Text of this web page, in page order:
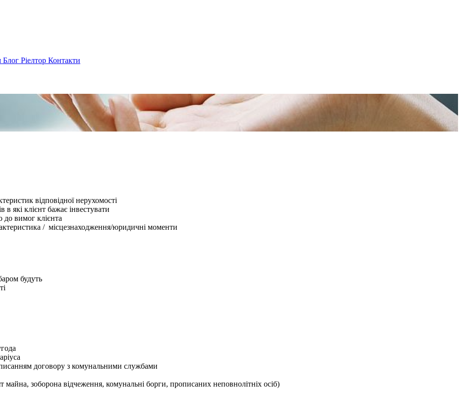
Блог Ріелтор Контакти
відповідної нерухомості
в які клієнт бажає інвестувати
до вимог клієнта
/ місцезнаходження/юридичні моменти
будуть
договору з комунальними службами
зоборона відчеження, комунальні борги, прописаних неповнолітніх осіб)